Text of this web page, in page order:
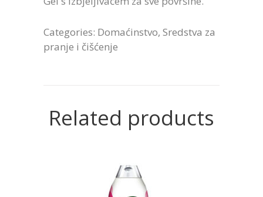
Categories: Domaćinstvo, Sredstva za
pranje i čišćenje
Related products